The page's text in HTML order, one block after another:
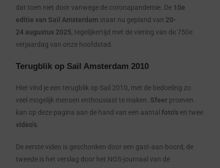
dat toen niet doorvanwege de coronapandemie. De 10e
editie van Sail Amsterdam staat nu gepland van 20-
24 augustus 2025,tegelijkertijd met de viering van de 750e
verjaardag van onze hoofdstad.
Terugblik op Sail Amsterdam 2010
Hier vind je een terugblik op Sail 2010, met de bedoeling zo
veel mogelijk mensen enthousiast te maken. Sfeer proeven
kan op deze pagina aan de hand van een aantalfoto’s en twee
video’s.
De eerste video is geschonken door een gast-aan-boord, de
tweede is het verslag door het NOS-journaal van de